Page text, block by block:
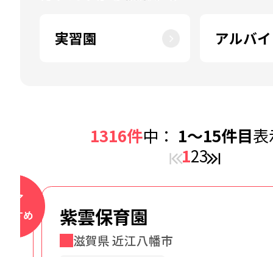
実習園 アルバ
1316件中： 1～15件目
123
まこと幼稚園
大阪府 吹田市